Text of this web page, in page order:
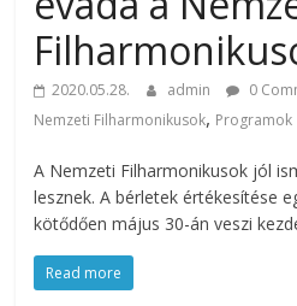
kollégáknak,
mint
céges
szervezőinek,
vagy
az
esküvőjüket
tervezgető
2020.05.28. admin 0
Nemzeti Filharmonikusok, Programok
A Nemzeti Filharmonikusok jól
lesznek. A bérletek értékesítése
kötődően május 30-án veszi
Read more